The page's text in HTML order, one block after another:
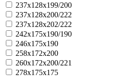
237x128x199/200
237x128x200/222
237x128x202/222
242x175x190/190
246x175x190
258x172x200
260x172x200/221
278x175x175